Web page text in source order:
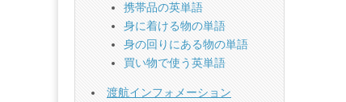
携帯品の英単語
身に着ける物の単語
身の回りにある物の単語
買い物で使う英単語
渡航インフォメーション